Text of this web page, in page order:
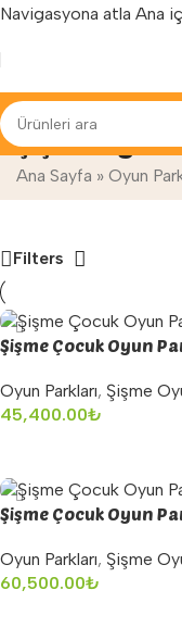
Navigasyona atla Ana
Şişme Oyun
Ana Sayfa » Oyun
Filters
Şişme Çocuk Oyun
Oyun Parkları, Şişme
45,400.00₺
Şişme Çocuk Oyun
Oyun Parkları, Şişme
60,500.00₺